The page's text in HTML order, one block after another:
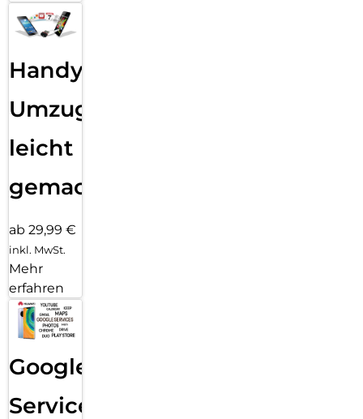
Handy
Umzug
leicht
gemacht!
ab 29,99 €
inkl. MwSt.
Mehr
erfahren
Google
Services